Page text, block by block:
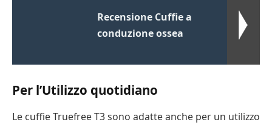
Recensione Cuffie a
conduzione ossea
Per l’Utilizzo quotidiano
Le cuffie Truefree T3 sono adatte anche per un utilizzo